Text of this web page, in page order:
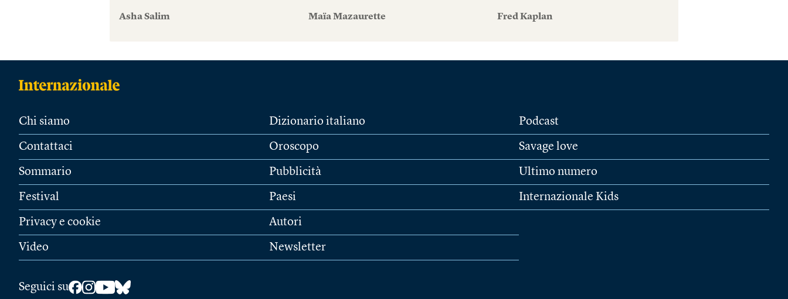
Asha Salim Maïa Mazaurette Fred Kaplan
Chi siamo
Contattaci
Sommario
Festival
Privacy e cookie
Video
Dizionario italiano
Oroscopo
Pubblicità
Paesi
Autori
Newsletter
Podcast
Savage love
Ultimo numero
Internazionale Kids
Seguici su